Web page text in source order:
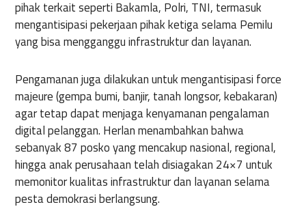
pihak terkait seperti Bakamla, Polri, TNI, termasuk
mengantisipasi pekerjaan pihak ketiga selama Pemilu
yang bisa mengganggu infrastruktur dan layanan.
Pengamanan juga dilakukan untuk mengantisipasi force
majeure (gempa bumi, banjir, tanah longsor, kebakaran)
agar tetap dapat menjaga kenyamanan pengalaman
digital pelanggan. Herlan menambahkan bahwa
sebanyak 87 posko yang mencakup nasional, regional,
hingga anak perusahaan telah disiagakan 24×7 untuk
memonitor kualitas infrastruktur dan layanan selama
pesta demokrasi berlangsung.